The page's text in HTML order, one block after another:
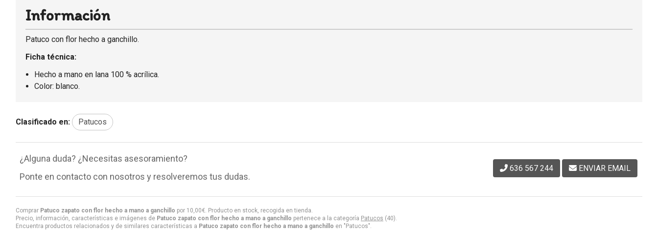
Comprar Patuco zapato con flor hecho a mano a ganchillo por 10,00€. Producto en stock, recogida en tienda.
Precio, información, características e imágenes de Patuco zapato con flor hecho a mano a ganchillo pertenece a la categoría Patucos (40).
Encuentra productos relacionados y de similares características a Patuco zapato con flor hecho a mano a ganchillo en "Patucos".
Información
Patuco con flor hecho a ganchillo.
Ficha técnica:
Hecho a mano en lana 100 % acrílica.
Color: blanco.
Clasificado en: Patucos
¿Alguna duda? ¿Necesitas asesoramiento?
Ponte en contacto con nosotros y resolveremos tus dudas.
636 567 244 ENVIAR EMAIL